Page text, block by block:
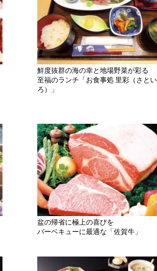
鮮度抜群の海の幸と地場野菜が彩る
至福のランチ「お食事処 里彩（さとい
ろ）」
盆の帰省に極上の喜びを
バーベキューに最適な「佐賀牛」